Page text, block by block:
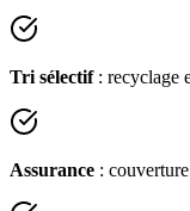
Tri sélectif: recyclage
Assurance :